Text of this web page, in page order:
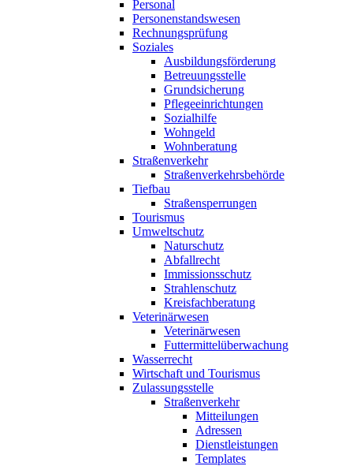
Personal
Personenstandswesen
Rechnungsprüfung
Soziales
Ausbildungsförderung
Betreuungsstelle
Grundsicherung
Pflegeeinrichtungen
Sozialhilfe
Wohngeld
Wohnberatung
Straßenverkehr
Straßenverkehrsbehörde
Tiefbau
Straßensperrungen
Tourismus
Umweltschutz
Naturschutz
Abfallrecht
Immissionsschutz
Strahlenschutz
Kreisfachberatung
Veterinärwesen
Veterinärwesen
Futtermittelüberwachung
Wasserrecht
Wirtschaft und Tourismus
Zulassungsstelle
Straßenverkehr
Mitteilungen
Adressen
Dienstleistungen
Templates